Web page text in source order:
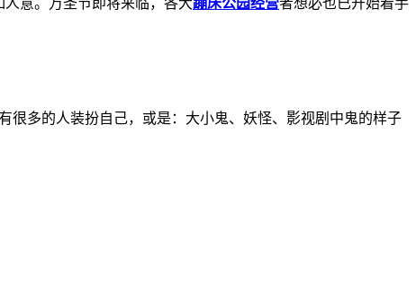
很多的人装扮自己，或是：大小鬼、妖怪、影视剧中鬼的样子